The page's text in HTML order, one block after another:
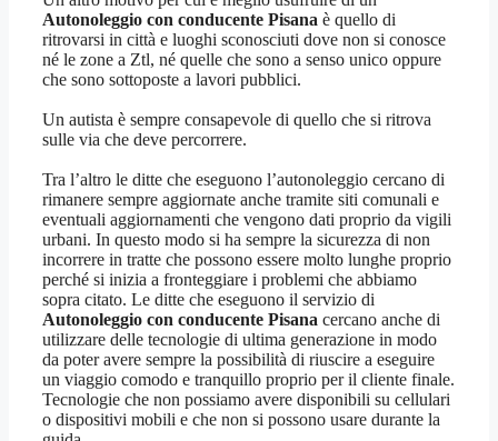
Autonoleggio con conducente Pisana è quello di
ritrovarsi in città e luoghi sconosciuti dove non si conosce
né le zone a Ztl, né quelle che sono a senso unico oppure
che sono sottoposte a lavori pubblici.
Un autista è sempre consapevole di quello che si ritrova
sulle via che deve percorrere.
Tra l’altro le ditte che eseguono l’autonoleggio cercano di
rimanere sempre aggiornate anche tramite siti comunali e
eventuali aggiornamenti che vengono dati proprio da vigili
urbani. In questo modo si ha sempre la sicurezza di non
incorrere in tratte che possono essere molto lunghe proprio
perché si inizia a fronteggiare i problemi che abbiamo
sopra citato. Le ditte che eseguono il servizio di
Autonoleggio con conducente Pisana cercano anche di
utilizzare delle tecnologie di ultima generazione in modo
da poter avere sempre la possibilità di riuscire a eseguire
un viaggio comodo e tranquillo proprio per il cliente finale.
Tecnologie che non possiamo avere disponibili su cellulari
o dispositivi mobili e che non si possono usare durante la